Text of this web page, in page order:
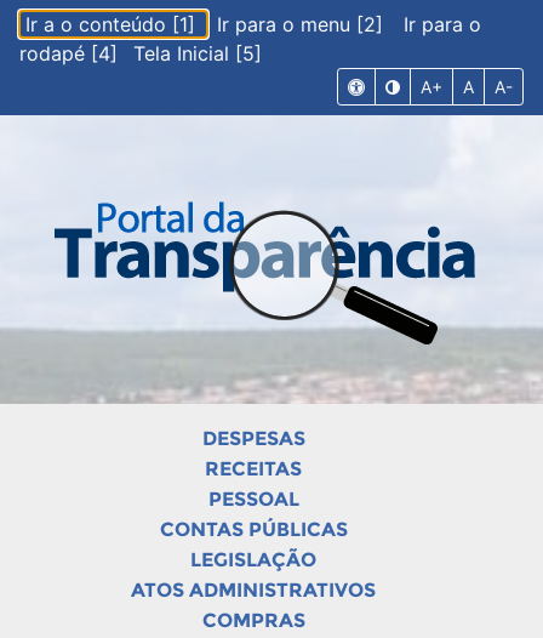
Ir a o conteúdo [1] Ir para o menu [2]
Ir para o
rodapé [4]
Tela Inicial [5]
A+ A A-
DESPESAS
RECEITAS
PESSOAL
CONTAS PÚBLICAS
LEGISLAÇÃO
ATOS ADMINISTRATIVOS
COMPRAS